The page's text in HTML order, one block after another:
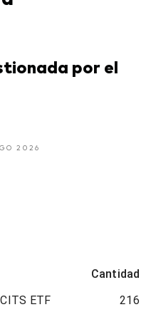
por el
2026
Cantidad
ETF
216